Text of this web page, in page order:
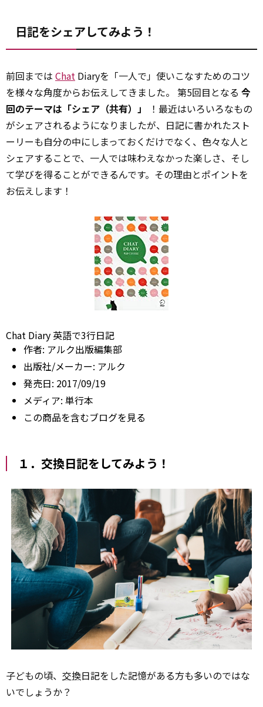
日記をシェアしてみよう！
前回までは Chat Diaryを「一人で」使いこなすためのコツ
を様々な角度からお伝えしてきました。 第5回目となる 今
回のテーマは「シェア（共有）」
！最近はいろいろなもの
がシェアされるようになりましたが、日記に書かれたスト
ーリーも自分の中にしまっておくだけでなく、色々な人と
シェアすることで、一人では味わえなかった楽しさ、そし
て学びを得ることができるんです。その理由とポイントを
お伝えします！
Chat Diary 英語で3行日記
作者: アルク出版編集部
出版社/メーカー: アルク
発売日: 2017/09/19
メディア: 単行本
この商品を含むブログを見る
１．交換日記をしてみよう！
子どもの頃、 交換日記をした記憶がある方も多いのではな
いでしょうか？